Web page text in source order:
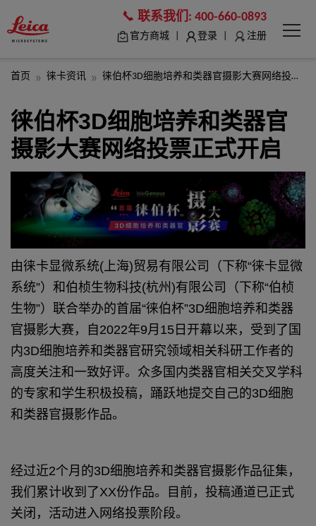
联系我们: 400-660-0893
官方商城 登录 注册
首页 徕卡资讯 徕伯杯3D细胞培养和类器官摄影大赛网络投票正式开启
徕伯杯3D细胞培养和类器官
摄影大赛网络投票正式开启
由徕卡显微系统(上海)贸易有限公司（下称“徕卡显微
系统”）和伯桢生物科技(杭州)有限公司（下称“伯桢
生物”）联合举办的首届“徕伯杯”3D细胞培养和类器
官摄影大赛，自2022年9月15日开幕以来，受到了国
内3D细胞培养和类器官研究领域相关科研工作者的
高度关注和一致好评。众多国内类器官相关交叉学科
的专家和学生积极投稿，踊跃地提交自己的3D细胞
和类器官摄影作品。
经过近2个月的3D细胞培养和类器官摄影作品征集，
我们累计收到了XX份作品。目前，投稿通道已正式
关闭，活动进入网络投票阶段。